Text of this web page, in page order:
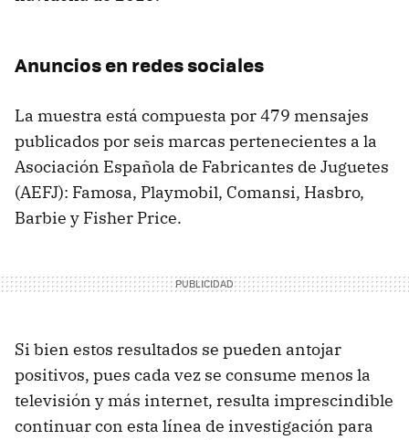
Anuncios en redes sociales
La muestra está compuesta por 479 mensajes
publicados por seis marcas pertenecientes a la
Asociación Española de Fabricantes de Juguetes
(AEFJ): Famosa, Playmobil, Comansi, Hasbro,
Barbie y Fisher Price.
Si bien estos resultados se pueden antojar
positivos, pues cada vez se consume menos la
televisión y más internet, resulta imprescindible
continuar con esta línea de investigación para